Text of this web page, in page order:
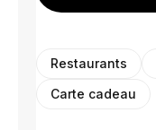
Restaurants
Carte cadeau